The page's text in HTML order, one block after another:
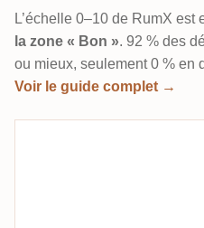
L’échelle 0–10 de RumX est
la zone « Bon ». 92 % des
ou mieux, seulement 0 % en
Voir le guide complet →